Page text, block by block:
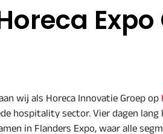
Expo
wij als Horeca Innovatie Groep op
hospitality sector. Vier dagen lang
in Flanders Expo, waar alle